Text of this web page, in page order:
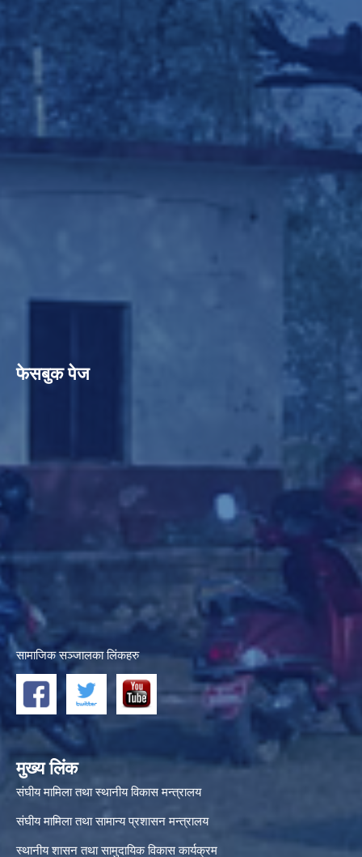
फेसबुक पेज
सामाजिक सञ्जालका लिंकहरु
मुख्य लिंक
संघीय मामिला तथा स्थानीय विकास मन्त्रालय
संघीय मामिला तथा सामान्य प्रशासन मन्त्रालय
स्थानीय शासन तथा सामुदायिक विकास कार्यक्रम